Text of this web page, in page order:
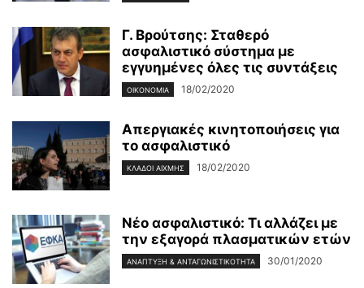
Γ. Βρούτσης: Σταθερό
ασφαλιστικό σύστημα με
εγγυημένες όλες τις συντάξεις
ΟΙΚΟΝΟΜΊΑ 18/02/2020
Απεργιακές κινητοποιήσεις για
το ασφαλιστικό
ΚΛΆΔΟΙ ΑΙΧΜΉΣ 18/02/2020
Νέο ασφαλιστικό: Τι αλλάζει με
την εξαγορά πλασματικών ετών
ΑΝΆΠΤΥΞΗ & ΑΝΤΑΓΩΝΙΣΤΙΚΌΤΗΤΑ 30/01/2020